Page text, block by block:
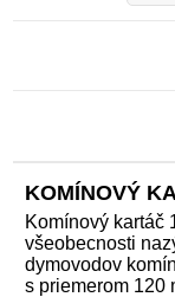
KOMÍNOVÝ
Komínový kartáč
všeobecnosti
dymovodov
s priemerom 120